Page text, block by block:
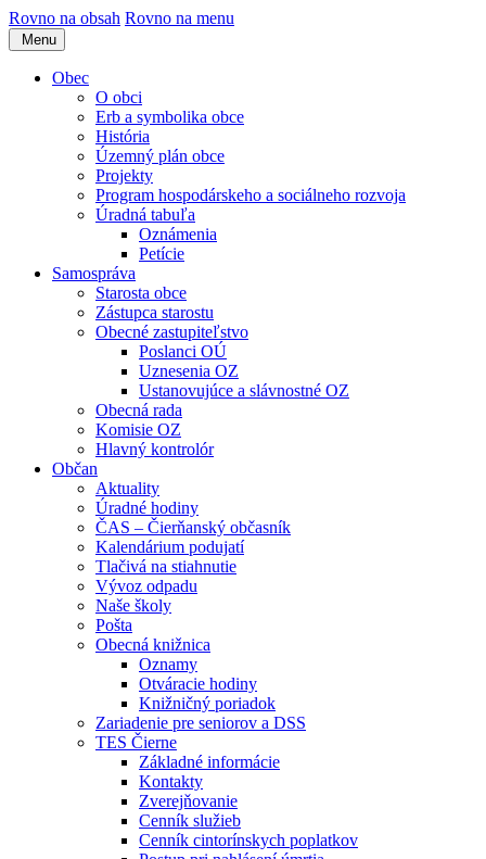
Rovno na obsah Rovno na menu
Menu
Obec
O obci
Erb a symbolika obce
História
Územný plán obce
Projekty
Program hospodárskeho a sociálneho rozvoja
Úradná tabuľa
Oznámenia
Petície
Samospráva
Starosta obce
Zástupca starostu
Obecné zastupiteľstvo
Poslanci OÚ
Uznesenia OZ
Ustanovujúce a slávnostné OZ
Obecná rada
Komisie OZ
Hlavný kontrolór
Občan
Aktuality
Úradné hodiny
ČAS – Čierňanský občasník
Kalendárium podujatí
Tlačivá na stiahnutie
Vývoz odpadu
Naše školy
Pošta
Obecná knižnica
Oznamy
Otváracie hodiny
Knižničný poriadok
Zariadenie pre seniorov a DSS
TES Čierne
Základné informácie
Kontakty
Zverejňovanie
Cenník služieb
Cenník cintorínskych poplatkov